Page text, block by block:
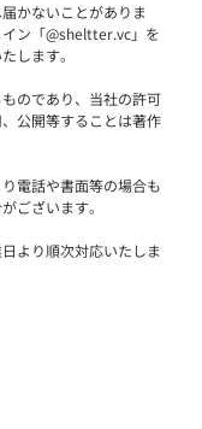
かないことがありま
ン「@sheltter.vc」を
します。
のであり、当社の許可
公開等することは著作
電話や書面等の場合も
ございます。
より順次対応いたしま